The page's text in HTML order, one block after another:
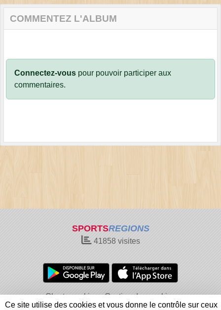
COMMENTEZ L'ALBUM
Connectez-vous pour pouvoir participer aux
commentaires.
SPORTSREGIONS
41858visites
Charte cookies
Gestion des cookies
Informations légales
Signaler un contenu inapproprié
Ce site utilise des cookies et vous donne le contrôle sur ceux